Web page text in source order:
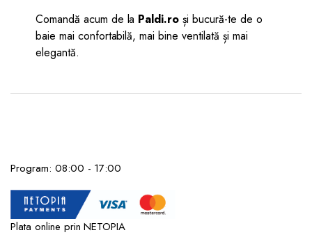
Comandă acum de la Paldi.ro și bucură-te de o
baie mai confortabilă, mai bine ventilată și mai
elegantă.
Program: 08:00 - 17:00
Plata online prin NETOPIA